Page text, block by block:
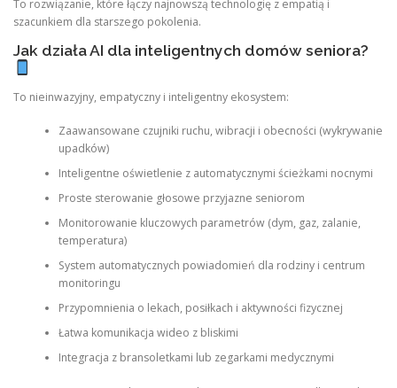
To rozwiązanie, które łączy najnowszą technologię z empatią i
szacunkiem dla starszego pokolenia.
Jak działa AI dla inteligentnych domów seniora?
To nieinwazyjny, empatyczny i inteligentny ekosystem:
Zaawansowane czujniki ruchu, wibracji i obecności (wykrywanie
upadków)
Inteligentne oświetlenie z automatycznymi ścieżkami nocnymi
Proste sterowanie głosowe przyjazne seniorom
Monitorowanie kluczowych parametrów (dym, gaz, zalanie,
temperatura)
System automatycznych powiadomień dla rodziny i centrum
monitoringu
Przypomnienia o lekach, posiłkach i aktywności fizycznej
Łatwa komunikacja wideo z bliskimi
Integracja z bransoletkami lub zegarkami medycznymi